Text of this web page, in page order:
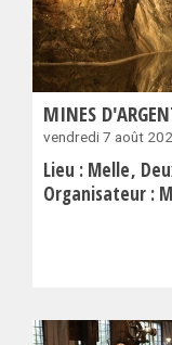
MINES
vendredi 7 août
Lieu : Melle
Organisateur :